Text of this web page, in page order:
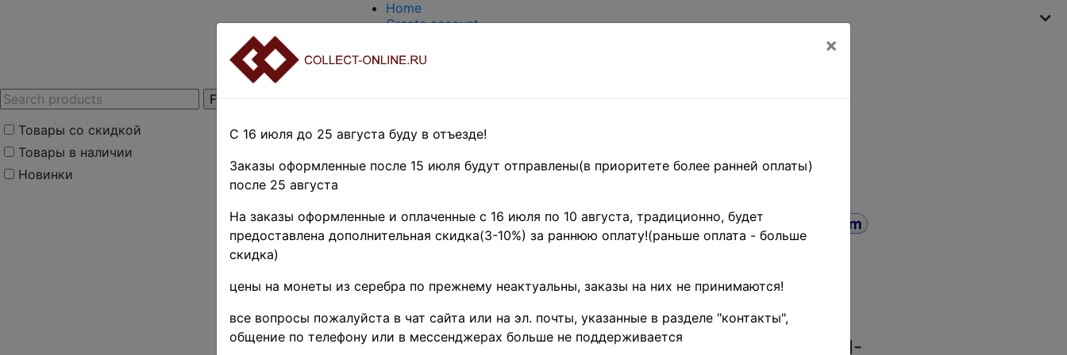
Товары со скидкой
Товары в наличии
Новинки
Home
Create account
About Collect-Online
Оценка и покупка
EASY SEARCH
Home Нумизматика
Иностранные
монеты» Canada»Конфедерация • 1858 г. - н.д.
»5 центов ♦♦
Канада 1886 г. • KM# 2 • 5 центов •
Виктория • серебро • регулярный
выпуск • XF ( кат. - $70 )(Product code (SKU): CN-
×
С 16 июля до 25 августа буду в отъезде!
Заказы оформленные после 15 июля будут отправлены(в приоритете более ранней оплаты)
после 25 августа
На заказы оформленные и оплаченные с 16 июля по 10 августа, традиционно, будет
предоставлена дополнительная скидка(3-10%) за раннюю оплату!(раньше оплата - больше
скидка)
цены на монеты из серебра по прежнему неактуальны, заказы на них не принимаются!
все вопросы пожалуйста в чат сайта или на эл. почты, указанные в разделе "контакты",
общение по телефону или в мессенджерах больше не поддерживается